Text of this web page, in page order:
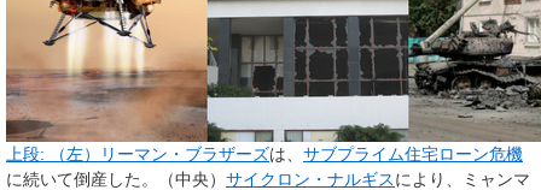
上段: （左） リーマン・ブラザーズは、 サブプライム住宅ローン危機
に続いて倒産した。（中央） サイクロン・ナルギスにより、ミャンマ